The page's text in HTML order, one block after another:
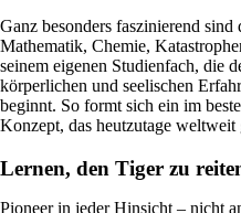
Ganz besonders faszinierend
Mathematik, Chemie,
seinem eigenen Studienfach, die
körperlichen und seelischen
beginnt. So formt sich ein im
Konzept, das heutzutage
Lernen, den Tiger zu
Pioneer in jeder Hinsicht – nicht